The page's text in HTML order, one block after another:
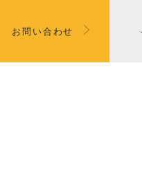
お問い合わせ